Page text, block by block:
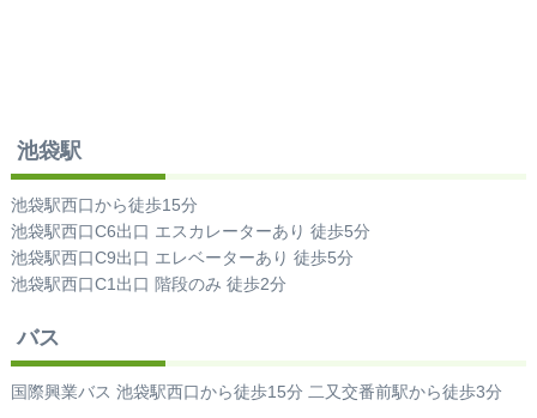
池袋駅
池袋駅西口から徒歩15分
池袋駅西口C6出口 エスカレーターあり 徒歩5分
池袋駅西口C9出口 エレベーターあり 徒歩5分
池袋駅西口C1出口 階段のみ 徒歩2分
バス
国際興業バス 池袋駅西口から徒歩15分 二又交番前駅から徒歩3分